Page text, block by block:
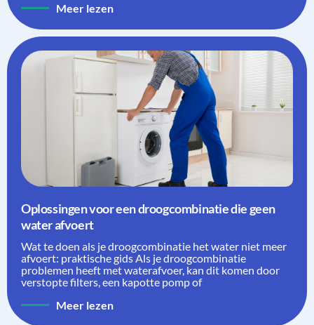
Meer lezen
Oplossingen voor een droogcombinatie die geen
water afvoert
Wat te doen als je droogcombinatie het water niet meer
afvoert: praktische gids Als je droogcombinatie
problemen heeft met waterafvoer, kan dit komen door
verstopte filters, een kapotte pomp of
Meer lezen